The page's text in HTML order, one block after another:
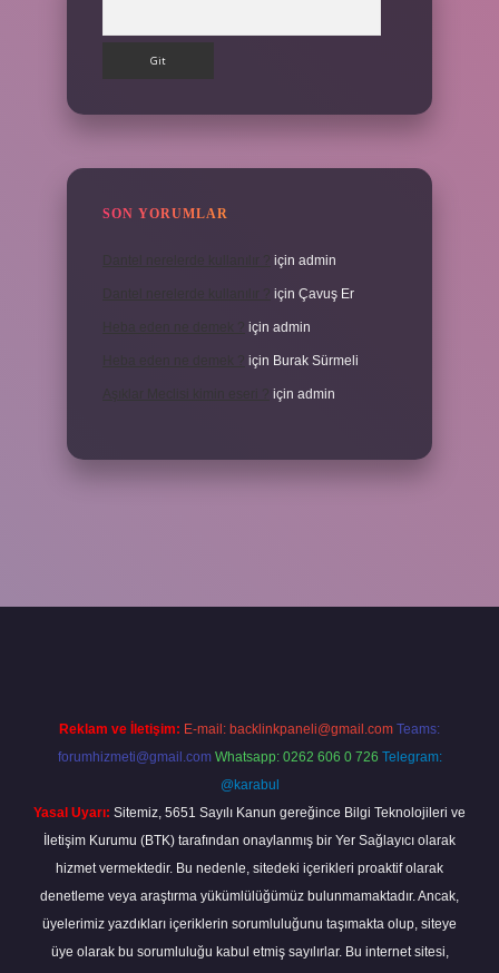
SON YORUMLAR
için admin
için Çavuş Er
için admin
için Burak Sürmeli
için admin
Reklam ve İletişim: E-mail: backlinkpaneli@gmail.com Teams:
forumhizmeti@gmail.com Whatsapp: 0262 606 0 726 Telegram:
@karabul
Yasal Uyarı: Sitemiz, 5651 Sayılı Kanun gereğince Bilgi Teknolojileri ve
İletişim Kurumu (BTK) tarafından onaylanmış bir Yer Sağlayıcı olarak
hizmet vermektedir. Bu nedenle, sitedeki içerikleri proaktif olarak
denetleme veya araştırma yükümlülüğümüz bulunmamaktadır. Ancak,
üyelerimiz yazdıkları içeriklerin sorumluluğunu taşımakta olup, siteye
üye olarak bu sorumluluğu kabul etmiş sayılırlar. Bu internet sitesi,